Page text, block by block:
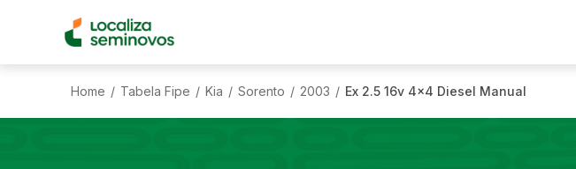
Home / Tabela Fipe / Kia / Sorento / 2003 / Ex 2.5 16v 4x4 Diesel Manual